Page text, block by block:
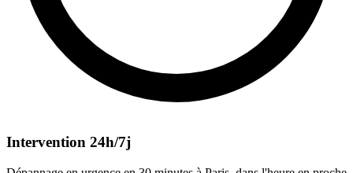
Intervention 24h/7j